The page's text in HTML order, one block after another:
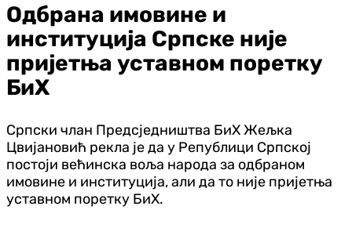
Одбрана имовине и
институција Српске није
пријетња уставном поретку
БиХ
Српски члан Предсједништва БиХ Жељка
Цвијановић рекла је да у Републици Српској
постоји већинска воља народа за одбраном
имовине и институција, али да то није пријетња
уставном поретку БиХ.